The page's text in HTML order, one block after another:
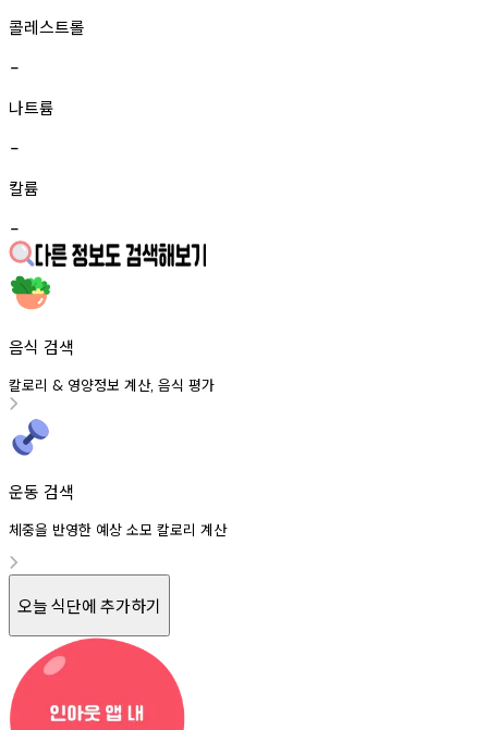
콜레스트롤
-
나트륨
-
칼륨
-
음식 검색
칼로리 & 영양정보 계산, 음식 평가
운동 검색
체중을 반영한 예상 소모 칼로리 계산
오늘 식단에 추가하기